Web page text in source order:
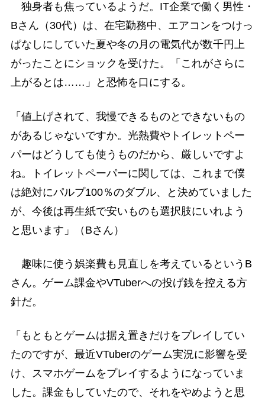
独身者も焦っているようだ。IT企業で働く男性・
Bさん（30代）は、在宅勤務中、エアコンをつけっ
ぱなしにしていた夏や冬の月の電気代が数千円上
がったことにショックを受けた。「これがさらに
上がるとは……」と恐怖を口にする。
「値上げされて、我慢できるものとできないもの
があるじゃないですか。光熱費やトイレットペー
パーはどうしても使うものだから、厳しいですよ
ね。トイレットペーパーに関しては、これまで僕
は絶対にパルプ100％のダブル、と決めていました
が、今後は再生紙で安いものも選択肢にいれよう
と思います」（Bさん）
趣味に使う娯楽費も見直しを考えているというB
さん。ゲーム課金やVTuberへの投げ銭を控える方
針だ。
「もともとゲームは据え置きだけをプレイしてい
たのですが、最近VTuberのゲーム実況に影響を受
け、スマホゲームをプレイするようになっていま
した。課金もしていたので、それをやめようと思